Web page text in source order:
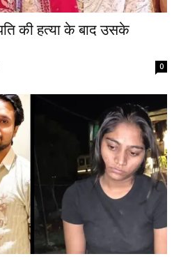
की हत्या के बाद उसके
0